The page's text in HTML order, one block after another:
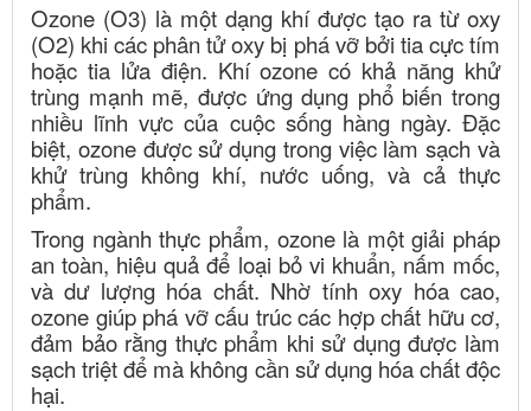
Ozone (O3) là một dạng khí được tạo ra từ oxy
(O2) khi các phân tử oxy bị phá vỡ bởi tia cực tím
hoặc tia lửa điện. Khí ozone có khả năng khử
trùng mạnh mẽ, được ứng dụng phổ biến trong
nhiều lĩnh vực của cuộc sống hàng ngày. Đặc
biệt, ozone được sử dụng trong việc làm sạch và
khử trùng không khí, nước uống, và cả thực
phẩm.
Trong ngành thực phẩm, ozone là một giải pháp
an toàn, hiệu quả để loại bỏ vi khuẩn, nấm mốc,
và dư lượng hóa chất. Nhờ tính oxy hóa cao,
ozone giúp phá vỡ cấu trúc các hợp chất hữu cơ,
đảm bảo rằng thực phẩm khi sử dụng được làm
sạch triệt để mà không cần sử dụng hóa chất độc
hại.